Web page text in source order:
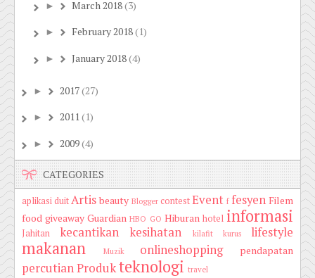
► March 2018(3)
► February 2018(1)
► January 2018(4)
► 2017(27)
► 2011(1)
► 2009(4)
CATEGORIES
aplikasi duitArtis beauty Blogger contestEvent f fesyen Filem
food giveaway Guardian HBO GO Hiburan hotel informasi
Jahitan kecantikan kesihatan kilafit kurus lifestyle
makanan Muzik onlineshopping pendapatan
percutianProdukteknologi travel